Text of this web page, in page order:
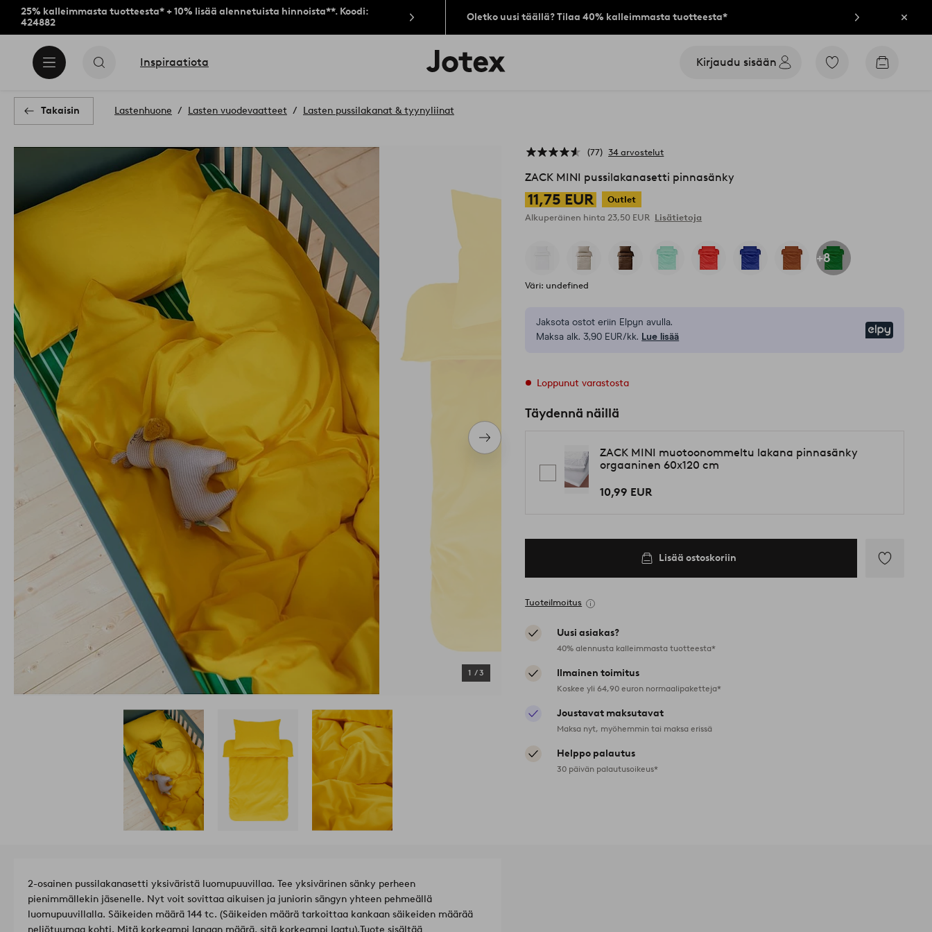
25% kalleimmasta tuotteesta* + 10% lisää alennetuista hinnoista**. Koodi:
424882
Oletko uusi täällä? Tilaa 40% kalleimmasta tuotteesta* Sulje
Inspiraatiota
Jotex-
logo
aloitussivulle
Kirjaudu sisään
Siirry
Siirry
Takaisin Lastenhuone Lasten vuodevaatteet Lasten pussilakanat & tyynyliinat
Seuraava
tuote
1 /3
77 34 arvostelut
ZACK MINI pussilakanasetti pinnasänky
11,75 EUR
Outlet
Alkuperäinen hinta 23,50 EUR Lisätietoja
+8
Väri: undefined
Jaksota ostot eriin Elpyn avulla.
Maksa alk. 3,90 EUR/kk. Lue lisää
Loppunut varastosta
Täydennä näillä
ZACK MINI muotoonommeltu lakana pinnasänky
orgaaninen 60x120 cm
10,99 EUR
Lisää ostoskoriin
Tuoteilmoitus
Uusi asiakas?
40% alennusta kalleimmasta tuotteesta*
Ilmainen toimitus
Koskee yli 64,90 euron normaalipaketteja*
Joustavat maksutavat
Maksa nyt, myöhemmin tai maksa erissä
Helppo palautus
30 päivän palautusoikeus*
2-osainen pussilakanasetti yksiväristä luomupuuvillaa. Tee yksivärinen sänky perheen
pienimmällekin jäsenelle. Nyt voit sovittaa aikuisen ja juniorin sängyn yhteen pehmeällä
luomupuuvillalla. Säikeiden määrä 144 tc. (Säikeiden määrä tarkoittaa kankaan säikeiden määrää
neliötuumaa kohti. Mitä korkeampi langan määrä, sitä korkeampi laatu).Tuote sisältää